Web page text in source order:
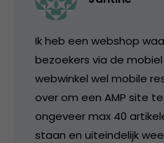
Ik heb een webshop
bezoekers via de mobiel
webwinkel wel mobile
over om een AMP site
ongeveer max 40
staan en uiteindelijk